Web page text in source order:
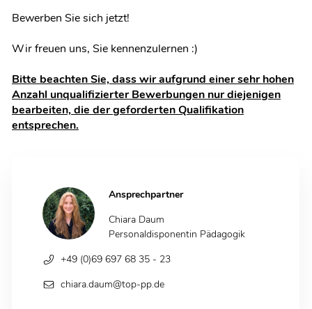
Ansprechpartner
Chiara Daum
Personaldisponentin Pädagogik
+49 (0)69 697 68 35 - 23
chiara.daum@top-pp.de
Bewerben Sie sich jetzt!
Wir freuen uns, Sie kennenzulernen :)
Bitte beachten Sie, dass wir aufgrund einer sehr hohen
Anzahl unqualifizierter Bewerbungen nur diejenigen
bearbeiten, die der geforderten Qualifikation
entsprechen.